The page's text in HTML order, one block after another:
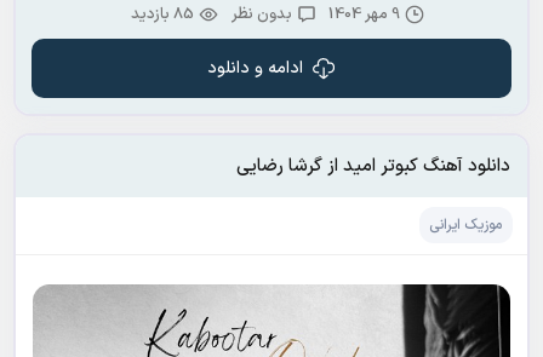
9 مهر 1404 بدون نظر 85 بازدید
ادامه و دانلود
دانلود آهنگ کبوتر امید از گرشا رضایی
موزیک ایرانی